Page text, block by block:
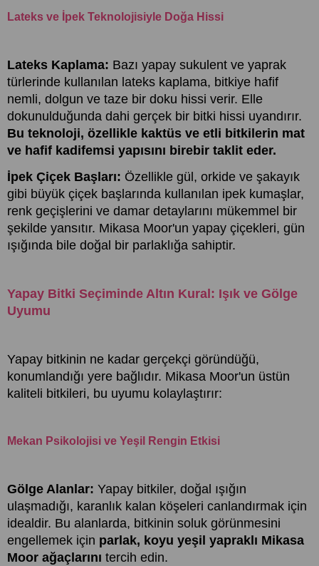
Lateks ve İpek Teknolojisiyle Doğa Hissi
Lateks Kaplama: Bazı yapay sukulent ve yaprak
türlerinde kullanılan lateks kaplama, bitkiye hafif
nemli, dolgun ve taze bir doku hissi verir. Elle
dokunulduğunda dahi gerçek bir bitki hissi uyandırır.
Bu teknoloji, özellikle kaktüs ve etli bitkilerin mat
ve hafif kadifemsi yapısını birebir taklit eder.
İpek Çiçek Başları: Özellikle gül, orkide ve şakayık
gibi büyük çiçek başlarında kullanılan ipek kumaşlar,
renk geçişlerini ve damar detaylarını mükemmel bir
şekilde yansıtır. Mikasa Moor'un yapay çiçekleri, gün
ışığında bile doğal bir parlaklığa sahiptir.
Yapay Bitki Seçiminde Altın Kural: Işık ve Gölge
Uyumu
Yapay bitkinin ne kadar gerçekçi göründüğü,
konumlandığı yere bağlıdır. Mikasa Moor'un üstün
kaliteli bitkileri, bu uyumu kolaylaştırır:
Mekan Psikolojisi ve Yeşil Rengin Etkisi
Gölge Alanlar: Yapay bitkiler, doğal ışığın
ulaşmadığı, karanlık kalan köşeleri canlandırmak için
idealdir. Bu alanlarda, bitkinin soluk görünmesini
engellemek için parlak, koyu yeşil yapraklı Mikasa
Moor ağaçlarını tercih edin.